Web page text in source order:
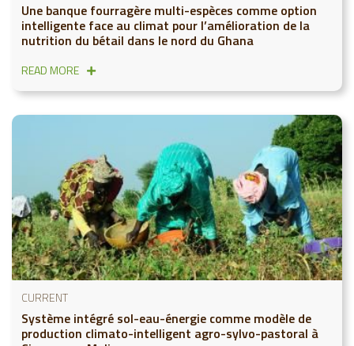
Une banque fourragère multi-espèces comme option
intelligente face au climat pour l’amélioration de la
nutrition du bétail dans le nord du Ghana
READ MORE
CURRENT
Système intégré sol-eau-énergie comme modèle de
production climato-intelligent agro-sylvo-pastoral à